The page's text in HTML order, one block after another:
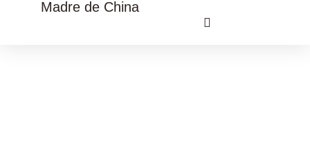
Madre de China